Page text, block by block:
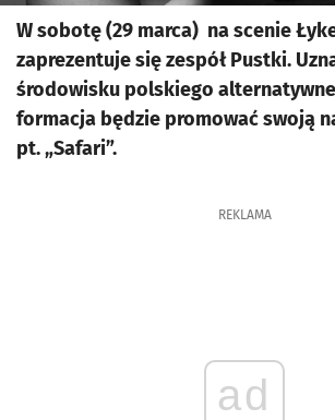
W sobotę (29 marca) na scenie
zaprezentuje się zespół Pustki.
środowisku polskiego
formacja będzie promować swoją
pt. „Safari”.
REKLAMA
ad